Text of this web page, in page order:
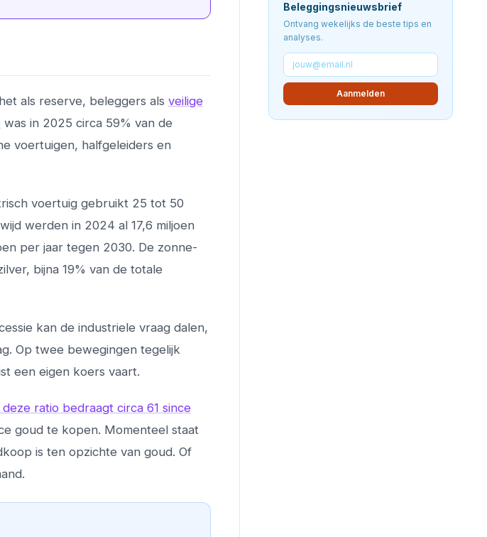
als reserve, beleggers als veilige
was in 2025 circa 59% van de
voertuigen, halfgeleiders en
voertuig gebruikt 25 tot 50
werden in 2024 al 17,6 miljoen
per jaar tegen 2030. De zonne-
bijna 19% van de totale
kan de industriele vraag dalen,
Op twee bewegingen tegelijk
een eigen koers vaart.
ratio bedraagt circa 61 since
goud te kopen. Momenteel staat
is ten opzichte van goud. Of
Beleggingsnieuwsbrief
Ontvang wekelijks de beste tips en
analyses.
Aanmelden